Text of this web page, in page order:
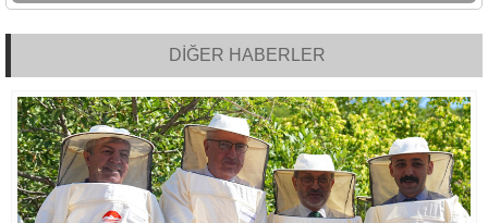
DİĞER HABERLER